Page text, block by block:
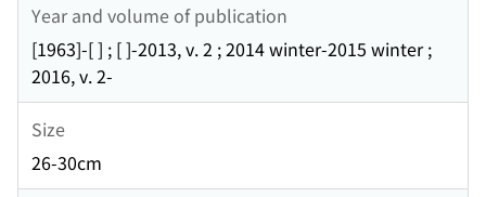
Year and volume of publication
[1963]-[ ] ; [ ]-2013, v. 2 ; 2014 winter-2015 winter ;
2016, v. 2-
Size
26-30cm